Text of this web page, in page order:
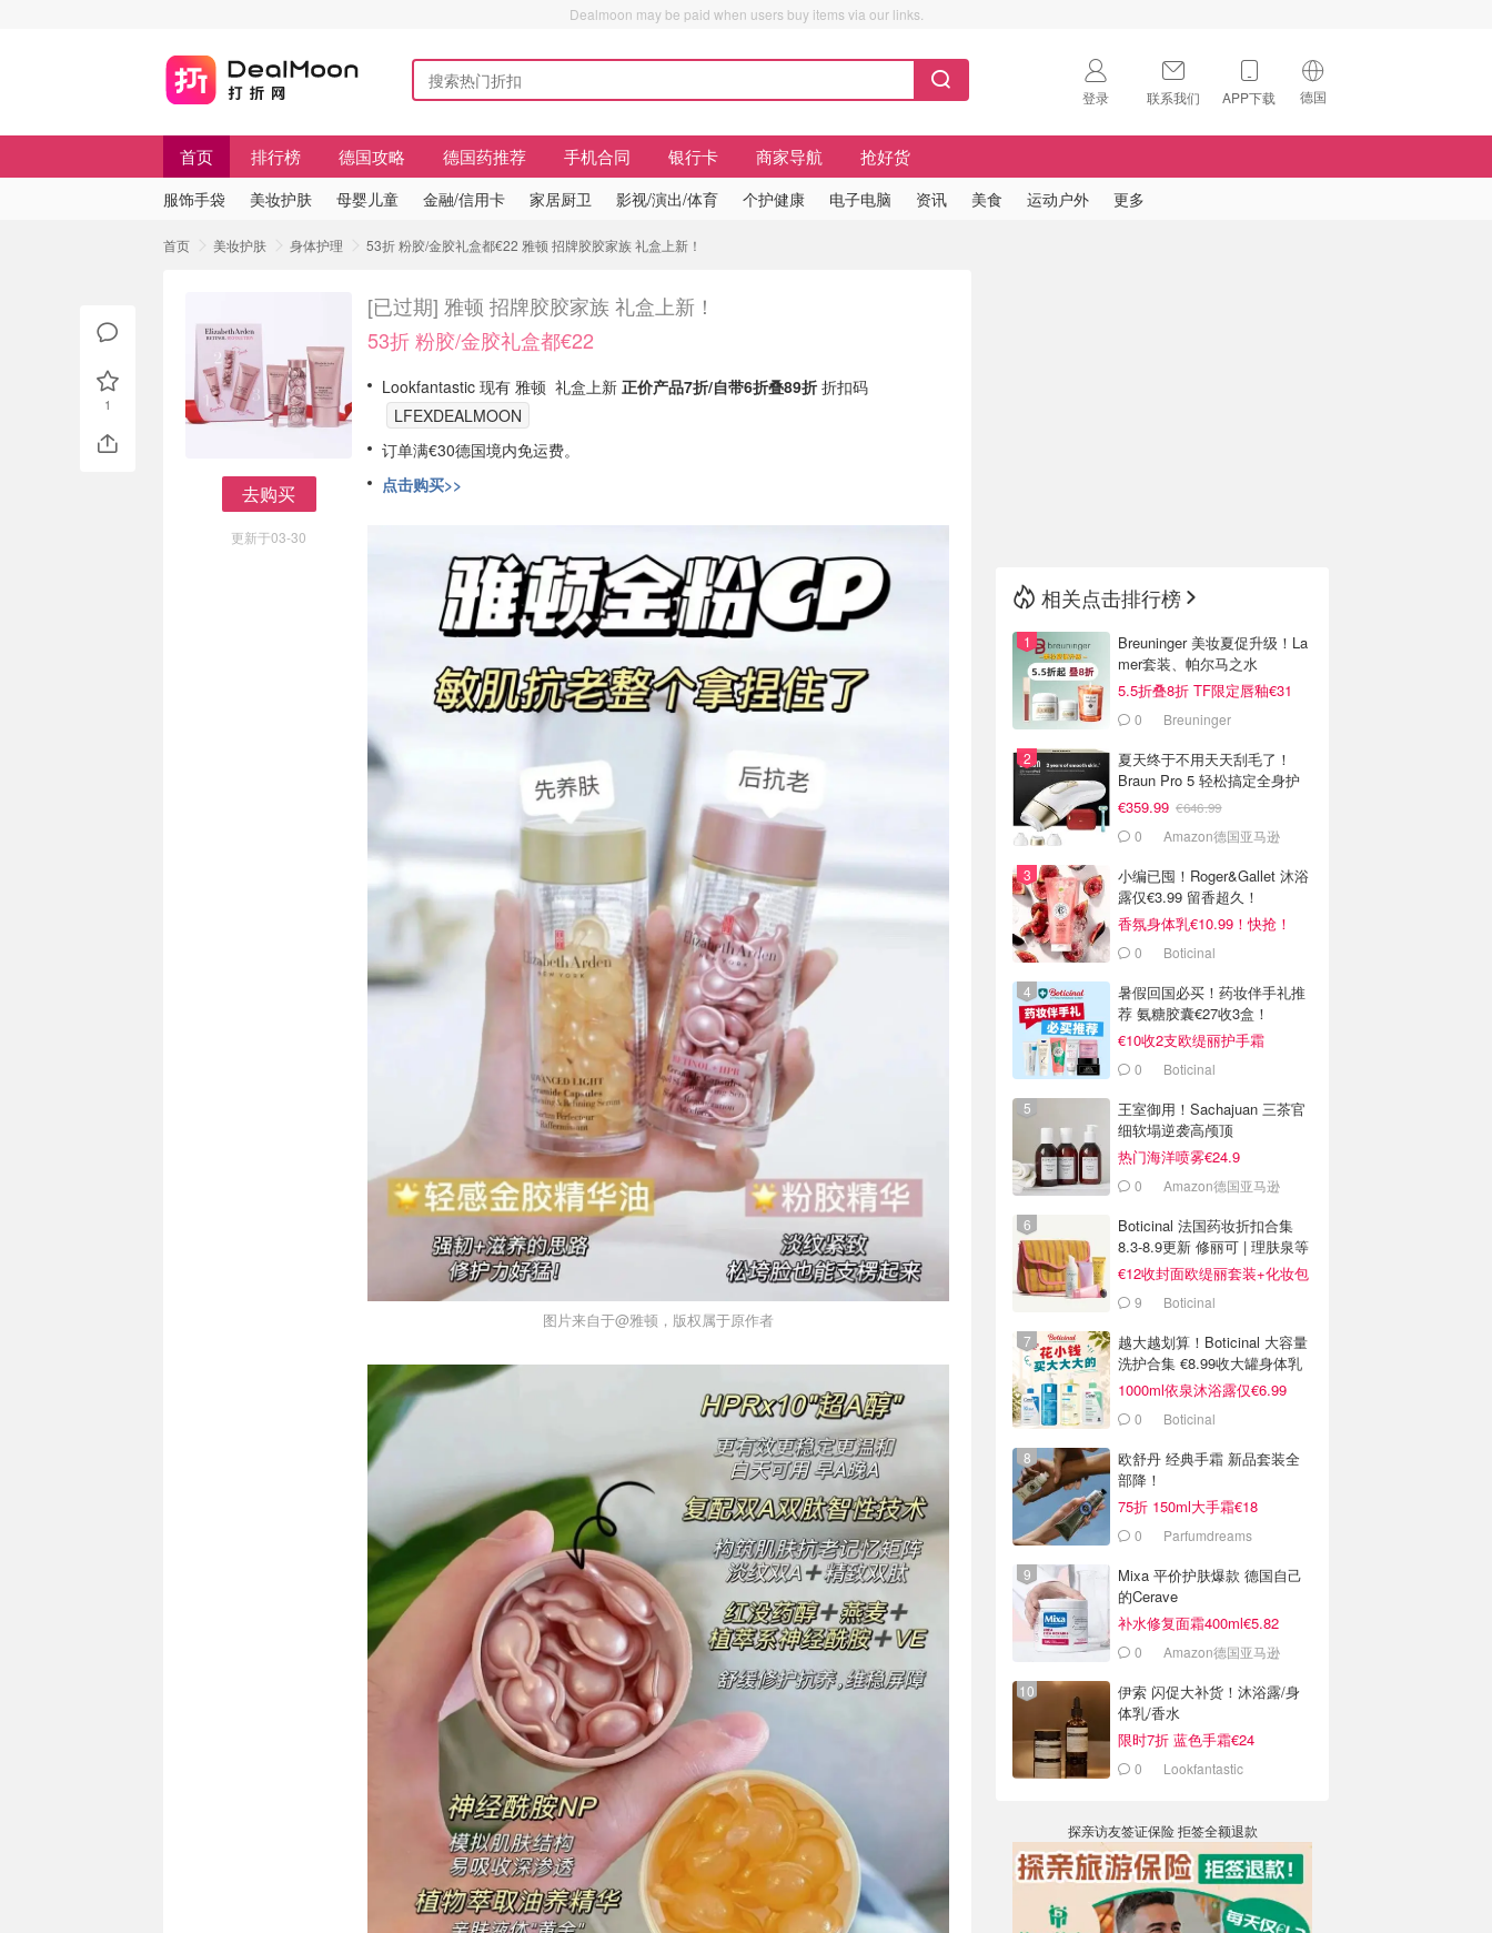
Dealmoon may be paid when users buy items via our links.
登录 联系我们 APP下载 德国
🇺🇸
首页 排行榜 德国攻略 德国药推荐 手机合同 银行卡 商家导航 抢好货
服饰手袋 美妆护肤 母婴儿童 金融/信用卡 家居厨卫 影视/演出/体育 个护健康 电子电脑 资讯 美食 运动户外 更多
首页 美妆护肤 身体护理 53折 粉胶/金胶礼盒都€22 雅顿 招牌胶胶家族 礼盒上新！
去购买
更新于03-30
[已过期] 雅顿 招牌胶胶家族 礼盒上新！
53折 粉胶/金胶礼盒都€22
Lookfantastic 现有 雅顿 礼盒上新 正价产品7折/自带6折叠89折 折扣码
LFEXDEALMOON
订单满€30德国境内免运费。
点击购买>>
图片来自于@雅顿，版权属于原作者
1
相关点击排行榜
Breuninger 美妆夏促升级！La
mer套装、帕尔马之水
5.5折叠8折 TF限定唇釉€31
0 Breuninger
夏天终于不用天天刮毛了！
Braun Pro 5 轻松搞定全身护
理
€359.99 €646.99
0 Amazon德国亚马逊
小编已囤！Roger&Gallet 沐浴
露仅€3.99 留香超久！
香氛身体乳€10.99！快抢！
0 Boticinal
暑假回国必买！药妆伴手礼推
荐 氨糖胶囊€27收3盒！
€10收2支欧缇丽护手霜
0 Boticinal
王室御用！Sachajuan 三茶官
细软塌逆袭高颅顶
热门海洋喷雾€24.9
0 Amazon德国亚马逊
Boticinal 法国药妆折扣合集
8.3-8.9更新 修丽可 | 理肤泉等
€12收封面欧缇丽套装+化妆包
9 Boticinal
越大越划算！Boticinal 大容量
洗护合集 €8.99收大罐身体乳
1000ml依泉沐浴露仅€6.99
0 Boticinal
欧舒丹 经典手霜 新品套装全
部降！
75折 150ml大手霜€18
0 Parfumdreams
Mixa 平价护肤爆款 德国自己
的Cerave
补水修复面霜400ml€5.82
0 Amazon德国亚马逊
伊索 闪促大补货！沐浴露/身
体乳/香水
限时7折 蓝色手霜€24
0 Lookfantastic
探亲访友签证保险 拒签全额退款